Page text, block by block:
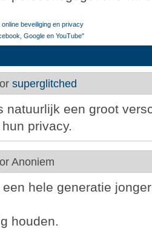
beveiliging en privacy
Google en YouTube"
superglitched
natuurlijk een groot
privacy.
Anoniem
hele generatie
houden.